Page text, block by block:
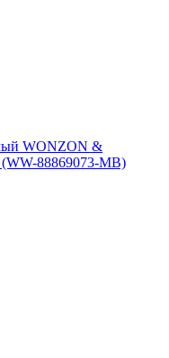
WONZON &
88869073-MB)